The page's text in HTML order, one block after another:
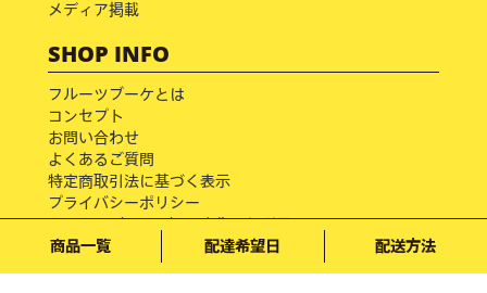
メディア掲載
SHOP INFO
フルーツブーケとは
コンセプト
お問い合わせ
よくあるご質問
特定商取引法に基づく表示
プライバシーポリシー
クッキー（cookie）の広告配信利用について
Copyright © フルーツブーケ専門店 All rights reserved.
商品一覧 配達希望日 配送方法